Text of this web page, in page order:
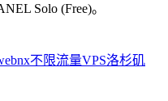
Solo (Free)。
不限流量VPS洛杉矶